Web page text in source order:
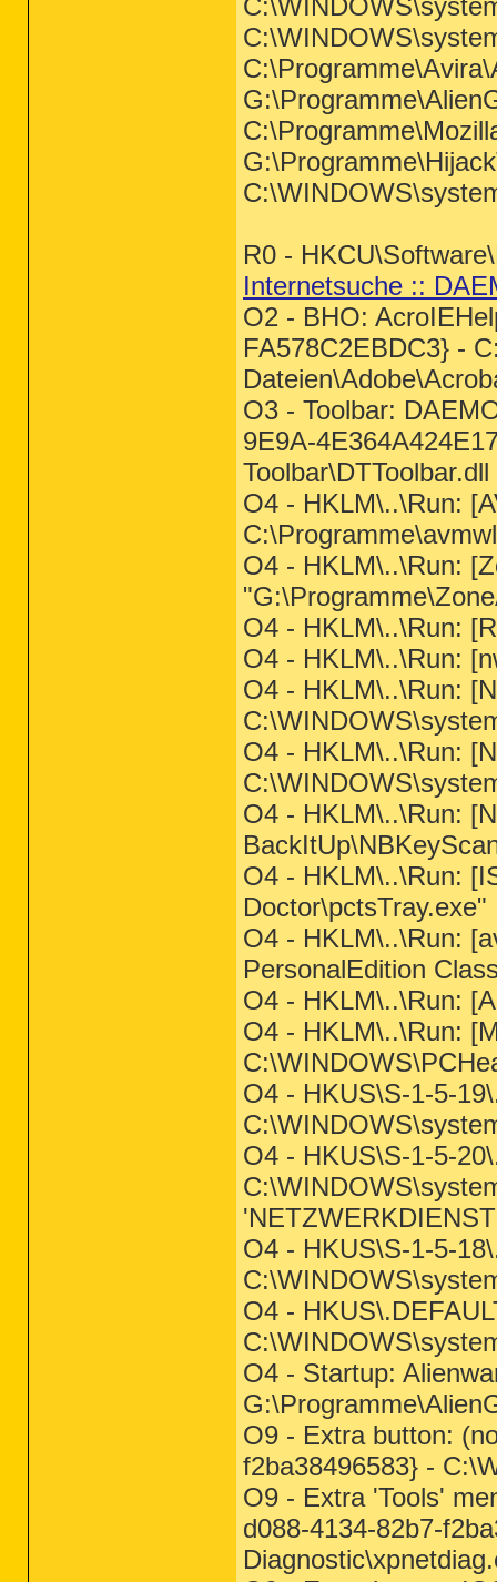
R0 -
Internetsuche ::
O2 - BHO:
FA578C2EBDC3} -
O3 - Toolbar:
9E9A-
Toolbar\DTToolbar.dll
O4 - HKLM\..\Run:
O4 - HKLM\..\Run:
O4 - HKLM\..\Run:
O4 - HKLM\..\Run:
O4 - HKLM\..\Run:
O4 - HKLM\..\Run:
O4 - HKLM\..\Run:
O4 - HKLM\..\Run:
Doctor\pctsTray.exe"
O4 - HKLM\..\Run:
PersonalEdition
O4 - HKLM\..\Run:
O4 - HKLM\..\Run:
O4 - HKUS\S-1-5-
O4 - HKUS\S-1-5-
O4 - HKUS\S-1-5-
O4 -
O4 - Startup:
O9 - Extra button:
f2ba38496583} -
O9 - Extra 'Tools'
d088-4134-82b7-